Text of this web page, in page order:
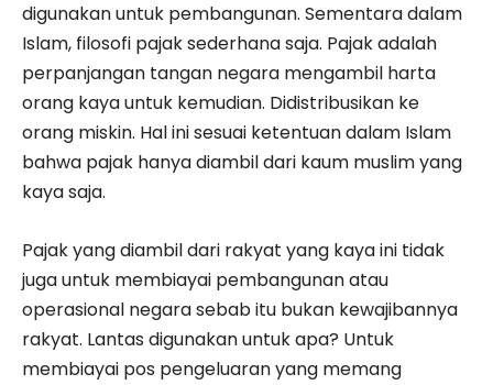
digunakan untuk pembangunan. Sementara dalam
Islam, filosofi pajak sederhana saja. Pajak adalah
perpanjangan tangan negara mengambil harta
orang kaya untuk kemudian. Didistribusikan ke
orang miskin. Hal ini sesuai ketentuan dalam Islam
bahwa pajak hanya diambil dari kaum muslim yang
kaya saja.
Pajak yang diambil dari rakyat yang kaya ini tidak
juga untuk membiayai pembangunan atau
operasional negara sebab itu bukan kewajibannya
rakyat. Lantas digunakan untuk apa? Untuk
membiayai pos pengeluaran yang memang